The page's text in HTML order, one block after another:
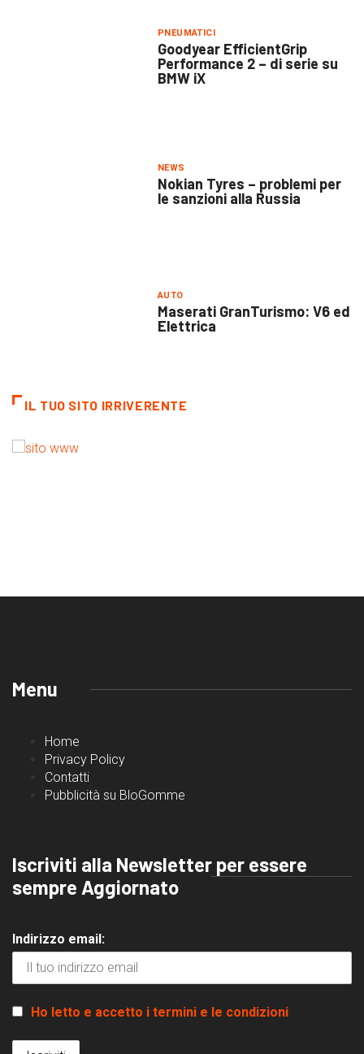
PNEUMATICI
Goodyear EfficientGrip
Performance 2 – di serie su
BMW iX
NEWS
Nokian Tyres – problemi per
le sanzioni alla Russia
AUTO
Maserati GranTurismo: V6 ed
Elettrica
IL TUO SITO IRRIVERENTE
Menu
Home
Privacy Policy
Contatti
Pubblicità su BloGomme
Iscriviti alla Newsletter per essere
sempre Aggiornato
Indirizzo email:
Ho letto e accetto i termini e le condizioni